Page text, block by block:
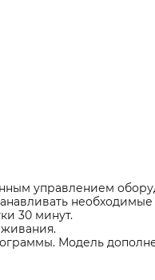
управлением
30 минут.
Модель